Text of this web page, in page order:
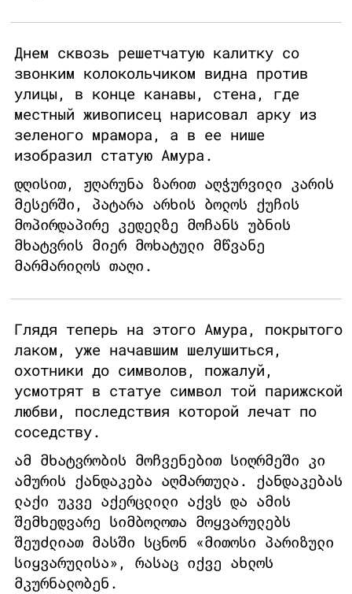
Днем сквозь решетчатую калитку со
звонким колокольчиком видна против
улицы, в конце канавы, стена, где
местный живописец нарисовал арку из
зеленого мрамора, а в ее нише
изобразил статую Амура.
დღისით, ჟღარუნა ზარით აღჭურვილი კარის
მესერში, პატარა არხის ბოლოს ქუჩის
მოპირდაპირე კედელზე მოჩანს უბნის
მხატვრის მიერ მოხატული მწვანე
მარმარილოს თაღი.
Глядя теперь на этого Амура, покрытого
лаком, уже начавшим шелушиться,
охотники до символов, пожалуй,
усмотрят в статуе символ той парижской
любви, последствия которой лечат по
соседству.
ამ მხატვრობის მოჩვენებით სიღრმეში კი
ამურის ქანდაკება აღმართულა. ქანდაკებას
ლაქი უკვე აქერცლილი აქვს და ამის
შემხედვარე სიმბოლოთა მოყვარულებს
შეუძლიათ მასში სცნონ «მითოსი პარიზული
სიყვარულისა», რასაც იქვე ახლოს
მკურნალობენ.